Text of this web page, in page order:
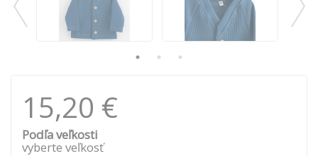
15,20 €
Podľa veľkosti
vyberte veľkosť